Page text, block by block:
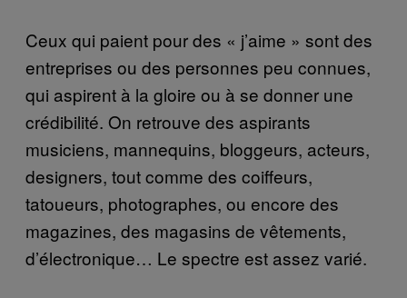
Ceux qui paient pour des « j’aime » sont des
entreprises ou des personnes peu connues,
qui aspirent à la gloire ou à se donner une
crédibilité. On retrouve des aspirants
musiciens, mannequins, bloggeurs, acteurs,
designers, tout comme des coiffeurs,
tatoueurs, photographes, ou encore des
magazines, des magasins de vêtements,
d’électronique… Le spectre est assez varié.